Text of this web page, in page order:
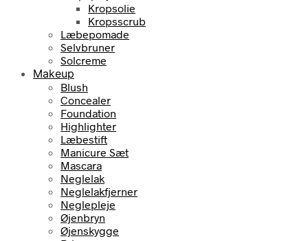
Kropsolie
Kropsscrub
Læbepomade
Selvbruner
Solcreme
Makeup
Blush
Concealer
Foundation
Highlighter
Læbestift
Manicure Sæt
Mascara
Neglelak
Neglelakfjerner
Neglepleje
Øjenbryn
Øjenskygge